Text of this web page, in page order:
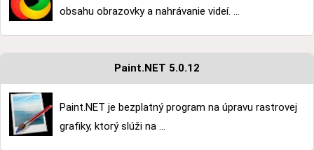
obsahu obrazovky a nahrávanie videí. ...
Paint.NET 5.0.12
Paint.NET je bezplatný program na úpravu rastrovej
grafiky, ktorý slúži na ...